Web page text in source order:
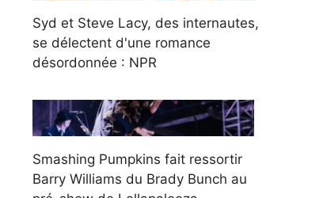
Syd et Steve Lacy, des internautes,
se délectent d'une romance
désordonnée : NPR
Smashing Pumpkins fait ressortir
Barry Williams du Brady Bunch au